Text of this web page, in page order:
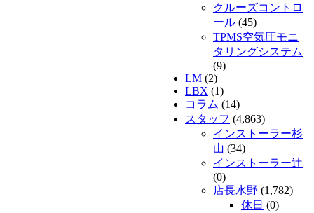
クルーズコントロ
ール (45)
TPMS空気圧モニ
タリングシステム
(9)
LM (2)
LBX (1)
コラム (14)
スタッフ (4,863)
インストーラー杉
山 (34)
インストーラー辻
(0)
店長水野 (1,782)
休日 (0)